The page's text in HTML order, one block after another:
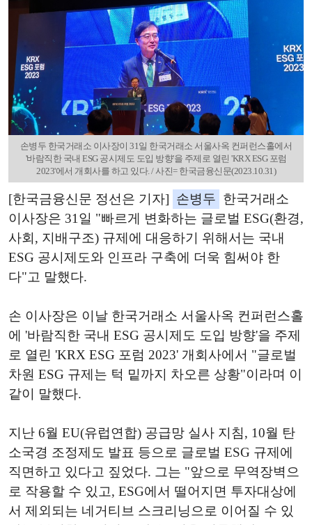
손병두 한국거래소 이사장이 31일 한국거래소 서울사옥 컨퍼런스홀에서
'바람직한 국내 ESG 공시제도 도입 방향'을 주제로 열린 'KRX ESG 포럼
2023'에서 개회사를 하고 있다. / 사진= 한국금융신문(2023.10.31)
[한국금융신문 정선은 기자] 손병두 한국거래소
이사장은 31일 "빠르게 변화하는 글로벌 ESG(환경,
사회, 지배구조) 규제에 대응하기 위해서는 국내
ESG 공시제도와 인프라 구축에 더욱 힘써야 한
다"고 말했다.
손 이사장은 이날 한국거래소 서울사옥 컨퍼런스홀
에 '바람직한 국내 ESG 공시제도 도입 방향'을 주제
로 열린 'KRX ESG 포럼 2023' 개회사에서 "글로벌
차원 ESG 규제는 턱 밑까지 차오른 상황"이라며 이
같이 말했다.
지난 6월 EU(유럽연합) 공급망 실사 지침, 10월 탄
소국경 조정제도 발표 등으로 글로벌 ESG 규제에
직면하고 있다고 짚었다. 그는 "앞으로 무역장벽으
로 작용할 수 있고, ESG에서 떨어지면 투자대상에
서 제외되는 네거티브 스크리닝으로 이어질 수 있